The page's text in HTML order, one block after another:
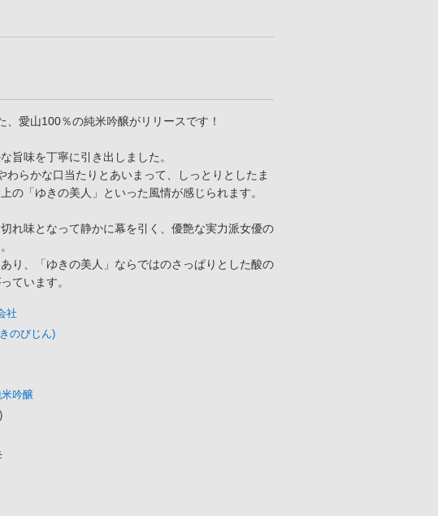
愛山100％の純米吟醸がリリースです！
旨味を丁寧に引き出しました。
らかな口当たりとあいまって、しっとりとしたま
の「ゆきの美人」といった風情が感じられます。
れ味となって静かに幕を引く、優艶な実力派女優の
り、「ゆきの美人」ならではのさっぱりとした酸の
ています。
社
のびじん)
吟醸